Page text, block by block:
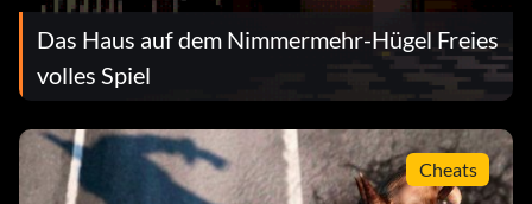
Das Haus auf dem Nimmermehr-Hügel Freies
volles Spiel
Cheats